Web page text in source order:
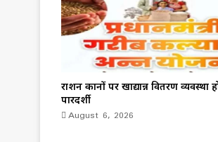
राशन दुकानों पर खाद्यान्न वितरण व्यवस्था
पारदर्शी
August 6, 2026